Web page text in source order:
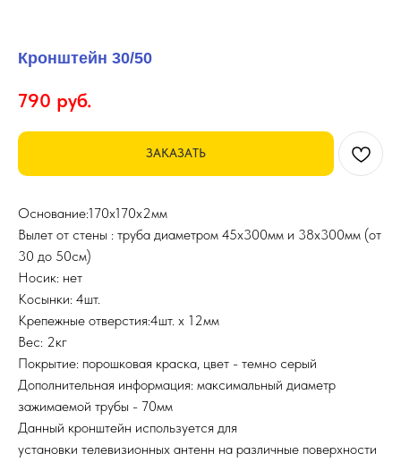
Кронштейн 30/50
790 руб.
ЗАКАЗАТЬ
Основание:170х170х2мм
Вылет от стены : труба диаметром 45х300мм и 38х300мм (от
30 до 50см)
Носик: нет
Косынки: 4шт.
Крепежные отверстия:4шт. х 12мм
Вес: 2кг
Покрытие: порошковая краска, цвет - темно серый
Дополнительная информация: максимальный диаметр
зажимаемой трубы - 70мм
Данный кронштейн используется для
установки телевизионных антенн на различные поверхности